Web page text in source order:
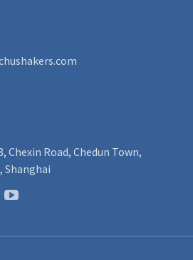
Chexin Road, Chedun Town,